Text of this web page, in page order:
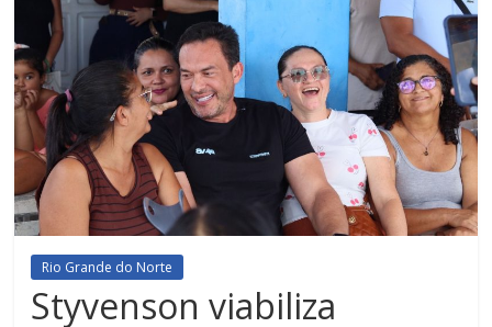
Daniel
Pereira
Rio Grande do Norte
Styvenson viabiliza